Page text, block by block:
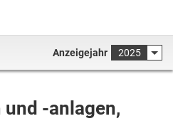
Anzeigejahr 2025
-anlagen,